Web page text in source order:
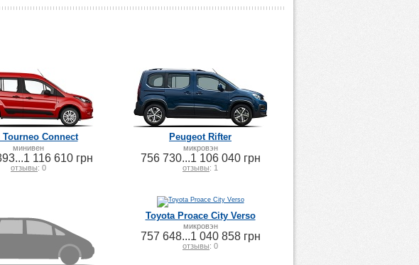
Tourneo Connect
минивен
116 610 грн
отзывы: 0
Peugeot Rifter
микровэн
756 730...1 106 040 грн
отзывы: 1
Toyota Proace City Verso
микровэн
757 648...1 040 858 грн
отзывы: 0